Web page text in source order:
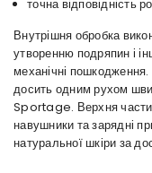
точна відповідність
Внутрішня обробка
утворенню подряпин і
механічні
досить одним рухом
Sportage. Верхня
навушники та зарядні
натуральної шкіри за